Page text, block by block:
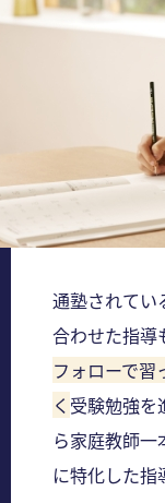
通塾されてい
合わせた指導
フォローで
く 受験勉強を
ら家庭教師
に特化した指